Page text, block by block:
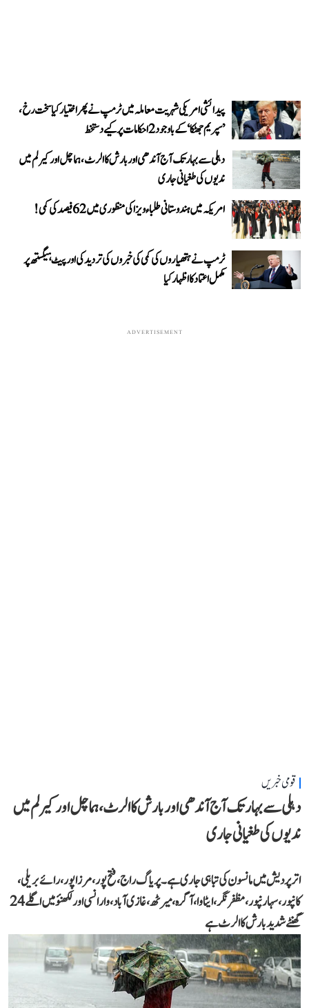
پیدائشی امریکی شہریت معاملہ میں ٹرمپ نے پھر اختیار کیا سخت رخ،
’سپریم جھٹکا‘ کے باوجود 2 احکامات پر کیے دستخط
دہلی سے بہار تک آج آندھی اور بارش کا الرٹ، ہماچل اور کیرلم میں
ندیوں کی طغیانی جاری
امریکہ میں ہندوستانی طلباء ویزا کی منظوری میں 62 فیصد کی کمی!
ٹرمپ نے ہتھیاروں کی کمی کی خبروں کی تردید کی اور پیٹ ہیگستھ پر
مکمل اعتماد کا اظہار کیا
ADVERTISEMENT
قومی خبریں
دہلی سے بہار تک آج آندھی اور بارش کا الرٹ، ہماچل اور کیرلم میں
ندیوں کی طغیانی جاری
اتر پردیش میں مانسون کی تباہی جاری ہے۔ پریاگ راج، فتح پور، مرزا پور، رائے بریلی،
کانپور، سہارنپور، مظفر نگر، ایٹاوا، آگرہ، میرٹھ، غازی آباد، وارانسی اور لکھنؤ میں اگلے 24
گھنٹے شدید بارش کا الرٹ ہے